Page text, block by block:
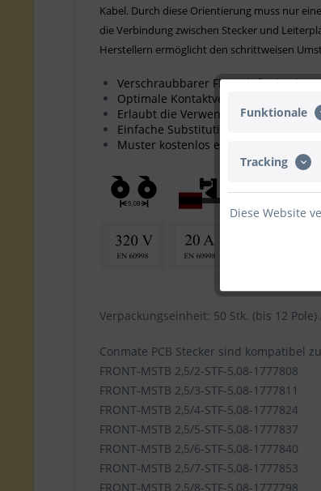
Kabel. Durch diese Orientierung muss nur
die Verbindung zwischen Stecker und
Herstellern ermöglicht den schrittweisen
Verschraubbarer Flansch für
Optimale Kontaktverbindung, geringe
Erlaubt die Verwendungen von zwei
Einfache Substitution vorhandener
Muster kostenlos erhältlich
Verpackungseinheit: 50 Stk. (bis 12 Pole)
Conmate PCB Stecker sind kompatibel
FRONT-MSTB 2,5/2-STF-5,08-1777808
FRONT-MSTB 2,5/3-STF-5,08-1777811
FRONT-MSTB 2,5/4-STF-5,08-1777824
FRONT-MSTB 2,5/5-STF-5,08-1777837
FRONT-MSTB 2,5/6-STF-5,08-1777840
FRONT-MSTB 2,5/7-STF-5,08-1777853
FRONT-MSTB 2,5/8-STF-5,08-1777798
Funktionale
Tracking
Diese Website